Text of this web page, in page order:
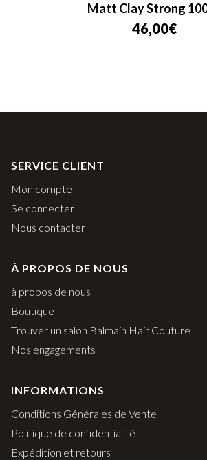
Matt Clay Strong
46,00€
SERVICE CLIENT
Mon compte
Se connecter
Nous contacter
À PROPOS DE NOUS
à propos de nous
Boutique
Trouver un salon Balmain Hair Couture
Nos engagements
INFORMATIONS
Conditions Générales de Vente
Politique de confidentialité
Expédition et retours